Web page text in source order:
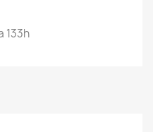
133h